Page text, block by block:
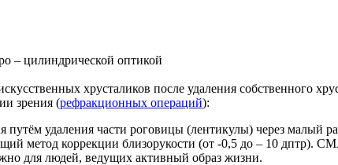
– цилиндрической оптикой
хрусталиков после удаления собственного
зрения (рефракционных операций):
удаления части роговицы (лентикулы) через малый
метод коррекции близорукости (от -0,5 до – 10 дптр).
для людей, ведущих активный образ жизни.